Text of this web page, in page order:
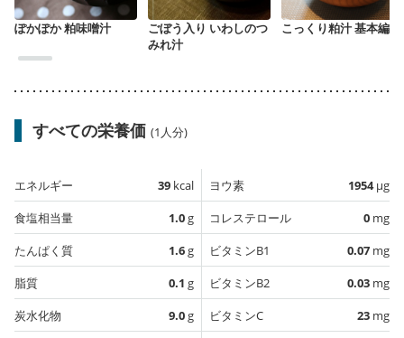
ぽかぽか 粕味噌汁
ごぼう入り いわしのつ
みれ汁
こっくり粕汁 基本編
すべての栄養価 (1人分)
エネルギー 39 kcal
食塩相当量
1.0g
たんぱく質
1.6g
脂質
0.1 g
炭水化物
9.0g
ヨウ素 1954µg
コレステロール
0 mg
ビタミンB1
0.07 mg
ビタミンB2
0.03 mg
ビタミンC
23 mg